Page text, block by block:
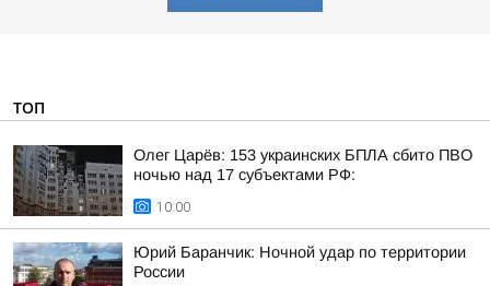
ТОП
Олег Царёв: 153 украинских БПЛА сбито ПВО
ночью над 17 субъектами РФ:
10:00
Юрий Баранчик: Ночной удар по территории
России